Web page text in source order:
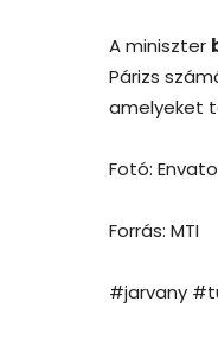
A miniszter
Párizs
amelyeket
Fotó: Envato
Forrás: MTI
#jarvany